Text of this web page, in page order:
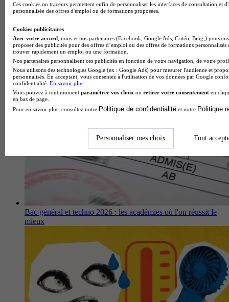
Bac pro 2026 : la carte des académies où l'on réussit le
mieux
Bac général et techno 2026 : les académies où l'on réussit le
mieux
Ces cookies ou traceurs permettent enfin de personnaliser les interfaces de consultation et
personnalisée des offres d'emploi ou de formations proposées.
Cookies publicitaires
Avec votre accord , nous et nos partenaires (Facebook, Google Ads, Critéo, Bing,)
proposer des publicités pour des offres d’emploi ou des offres de formations
trouver rapidement un emploi ou une formation.
Nos partenaires personnalisent ces publicités en fonction de votre navigation, de votre
Nous utilisons des technologies Google (ex : Google Ads) pour mesurer l'audience et
personnalisés. En acceptant, vous consentez à l'utilisation de vos données par Google
confidentialité. En savoir plus
Vous pouvez à tout moment paramétrer vos choix ou retirer votre consentement en
en bas de page.
Pour en savoir plus, consultez notre Politique de confidentialité et notre Politique
Personnaliser mes choix Tout